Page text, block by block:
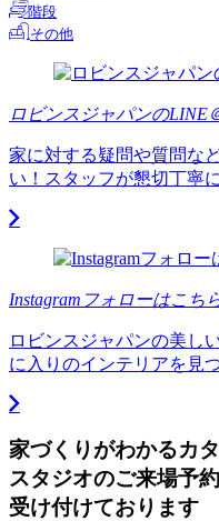
階段
その他
ロビンスジャパンのLINE
家に対する疑問や質問な
い！スタッフが懇切丁寧
Instagramフォローはこち
ロビンスジャパンの美し
に入りのインテリアを見
家づくりがわかるカ
スタジオのご来場予
受け付けております